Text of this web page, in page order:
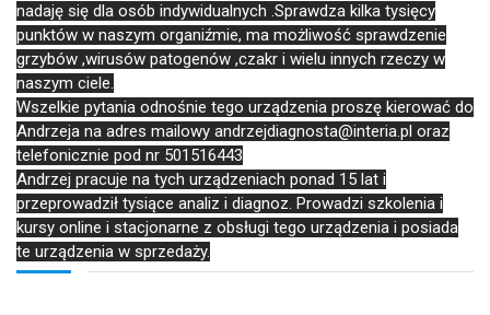
nadaję się dla osób indywidualnych .Sprawdza kilka tysięcy
punktów w naszym organiźmie, ma możliwość sprawdzenie
grzybów ,wirusów patogenów ,czakr i wielu innych rzeczy w
naszym ciele.
Wszelkie pytania odnośnie tego urządzenia proszę kierować do
Andrzeja na adres mailowy andrzejdiagnosta@interia.pl oraz
telefonicznie pod nr 501516443
Andrzej pracuje na tych urządzeniach ponad 15 lat i
przeprowadził tysiące analiz i diagnoz. Prowadzi szkolenia i
kursy online i stacjonarne z obsługi tego urządzenia i posiada
te urządzenia w sprzedaży.